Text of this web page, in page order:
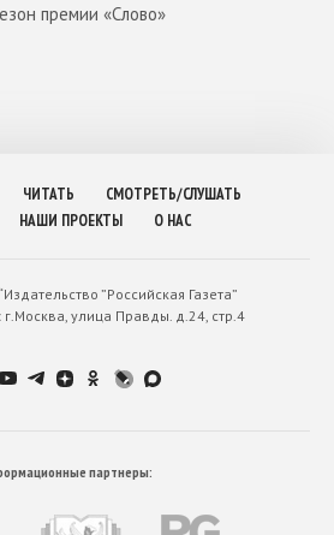
премии «Слово»
ЧИТАТЬ
СМОТРЕТЬ/СЛУШАТЬ
НАШИ ПРОЕКТЫ О НАС
”Российская Газета”
г.Москва, улица Правды. д.24, стр.4
партнеры: